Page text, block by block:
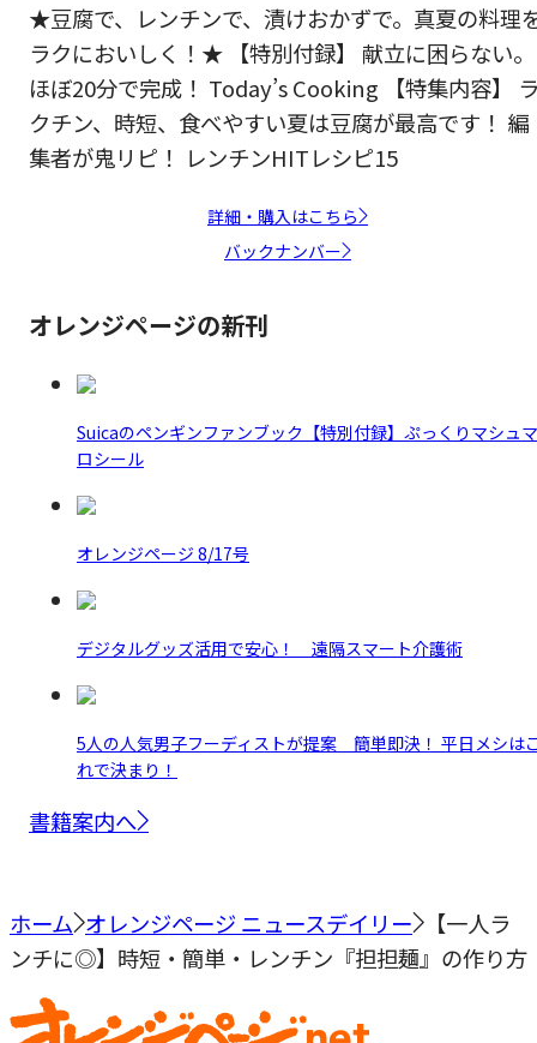
★豆腐で、レンチンで、漬けおかずで。真夏の料理
ラクにおいしく！★ 【特別付録】 献立に困らない。
ほぼ20分で完成！ Today’s Cooking 【特集内容】
クチン、時短、食べやすい夏は豆腐が最高です！ 編
集者が鬼リピ！ レンチンHITレシピ15
詳細・購入はこちら
バックナンバー
オレンジページの新刊
Suicaのペンギンファンブック【特別付録】ぷっくりマシュマ
ロシール
オレンジページ 8/17号
デジタルグッズ活用で安心！ 遠隔スマート介護術
5人の人気男子フーディストが提案 簡単即決！ 平日メシは
れで決まり！
書籍案内へ
ホーム オレンジページ ニュースデイリー
【一人ラ
ンチに◎】時短・簡単・レンチン『担担麺』の作り方